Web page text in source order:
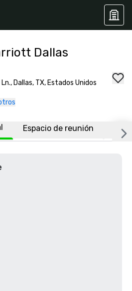
Dallas
Dallas, TX, Estados Unidos
Espacio de reunión